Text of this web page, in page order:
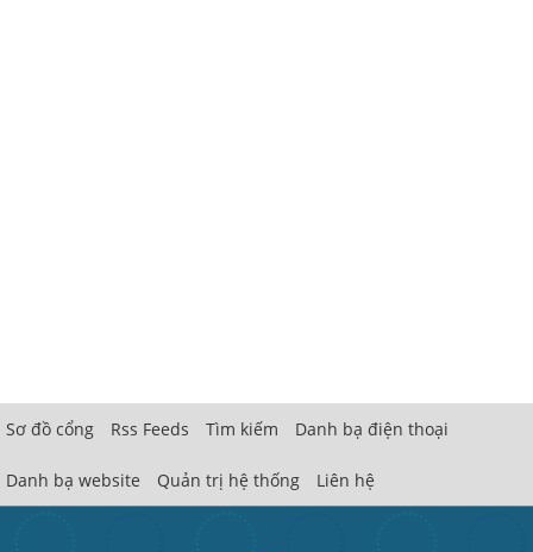
Sơ đồ cổng Rss Feeds Tìm kiếm Danh bạ điện thoại
Danh bạ website Quản trị hệ thống Liên hệ